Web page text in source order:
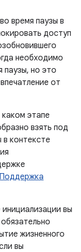
время паузы в
доступ
необходимо
паузы, но это
от
этапе
взять под
контексте
вы
жизненного
вы